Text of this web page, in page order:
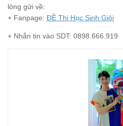
lòng gửi về:
+ Fanpage: ĐỀ Thi Học Sinh Giỏi
+ Nhắn tin vào SDT: 0898.666.919